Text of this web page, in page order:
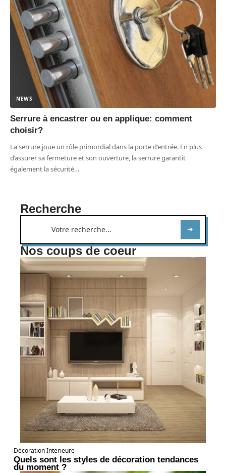
NEWS
Serrure à encastrer ou en applique: comment
choisir?
La serrure joue un rôle primordial dans la porte d’entrée. En plus
d’assurer sa fermeture et son ouverture, la serrure garantit
également la sécurité…
Recherche
Nos coups de coeur
Décoration Interieure
Quels sont les styles de décoration tendances
du moment ?